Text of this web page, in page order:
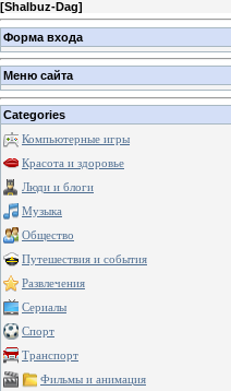
[Shalbuz-Dag]
Форма входа
Меню сайта
Categories
Компьютерные игры
Красота и здоровье
Люди и блоги
Музыка
Общество
Путешествия и события
Развлечения
Сериалы
Спорт
Транспорт
Фильмы и анимация